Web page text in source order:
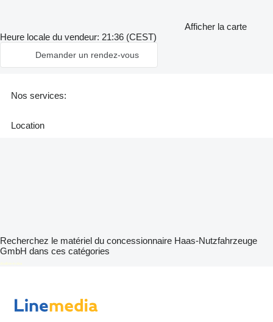
Nos services:
Location
Afficher la carte
Heure locale du vendeur: 21:36 (CEST)
Demander un rendez-vous
Recherchez le matériel du concessionnaire Haas-Nutzfahrzeuge
GmbH dans ces catégories
disallow-in-dsa